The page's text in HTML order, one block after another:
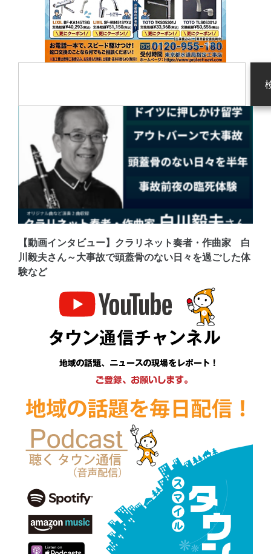
【動画インタビュー】クラリネット奏者・作曲家 白
川毅夫さん～大事故で頭蓋骨のない日々を過ごした体
験など